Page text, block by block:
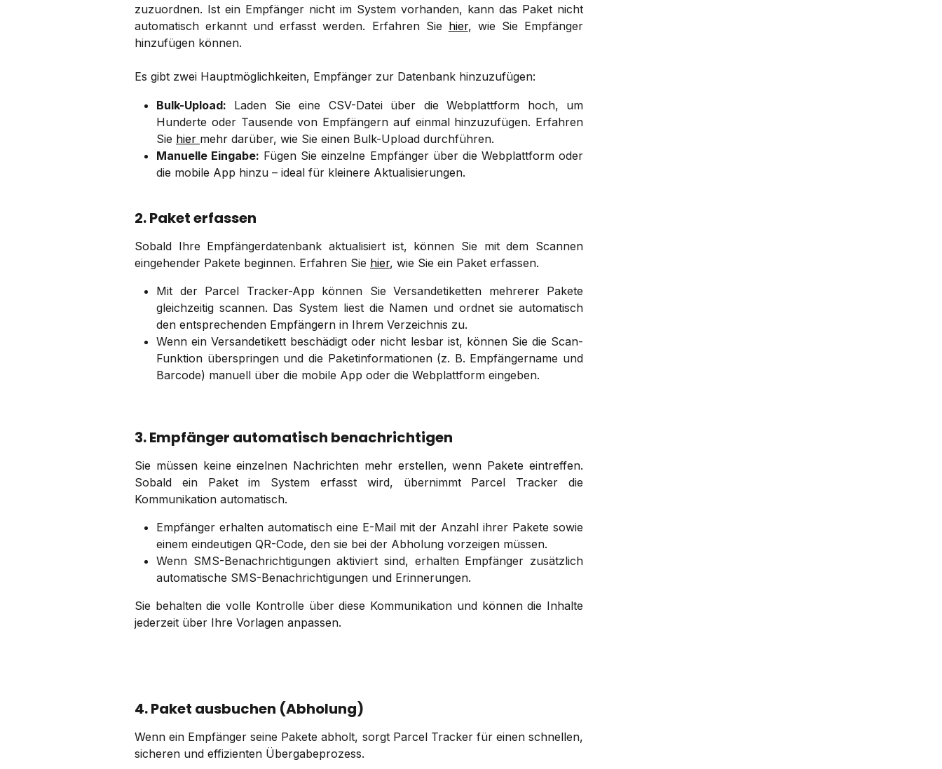
zuzuordnen. Ist ein Empfänger nicht im System vorhanden, kann das Paket nicht
automatisch erkannt und erfasst werden. Erfahren Sie hier, wie Sie Empfänger
hinzufügen können.
Es gibt zwei Hauptmöglichkeiten, Empfänger zur Datenbank hinzuzufügen:
Bulk-Upload: Laden Sie eine CSV-Datei über die Webplattform hoch, um
Hunderte oder Tausende von Empfängern auf einmal hinzuzufügen. Erfahren
Sie hier mehr darüber, wie Sie einen Bulk-Upload durchführen.
Manuelle Eingabe: Fügen Sie einzelne Empfänger über die Webplattform oder
die mobile App hinzu – ideal für kleinere Aktualisierungen.
2. Paket erfassen
Sobald Ihre Empfängerdatenbank aktualisiert ist, können Sie mit dem Scannen
eingehender Pakete beginnen. Erfahren Sie hier, wie Sie ein Paket erfassen.
Mit der Parcel Tracker-App können Sie Versandetiketten mehrerer Pakete
gleichzeitig scannen. Das System liest die Namen und ordnet sie automatisch
den entsprechenden Empfängern in Ihrem Verzeichnis zu.
Wenn ein Versandetikett beschädigt oder nicht lesbar ist, können Sie die Scan-
Funktion überspringen und die Paketinformationen (z. B. Empfängername und
Barcode) manuell über die mobile App oder die Webplattform eingeben.
3. Empfänger automatisch benachrichtigen
Sie müssen keine einzelnen Nachrichten mehr erstellen, wenn Pakete eintreffen.
Sobald ein Paket im System erfasst wird, übernimmt Parcel Tracker die
Kommunikation automatisch.
Empfänger erhalten automatisch eine E-Mail mit der Anzahl ihrer Pakete sowie
einem eindeutigen QR-Code, den sie bei der Abholung vorzeigen müssen.
Wenn SMS-Benachrichtigungen aktiviert sind, erhalten Empfänger zusätzlich
automatische SMS-Benachrichtigungen und Erinnerungen.
Sie behalten die volle Kontrolle über diese Kommunikation und können die Inhalte
jederzeit über Ihre Vorlagen anpassen.
4. Paket ausbuchen (Abholung)
Wenn ein Empfänger seine Pakete abholt, sorgt Parcel Tracker für einen schnellen,
sicheren und effizienten Übergabeprozess.